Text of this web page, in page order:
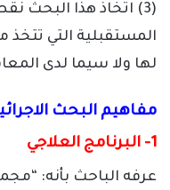
(3) اتخاذ هذا البحث
المستقبلية التي تتخذ
لها ولا سيما لدى
مفاهيم البحث
1- البرنامج العلاجي
عرفه الباحث بأنه: